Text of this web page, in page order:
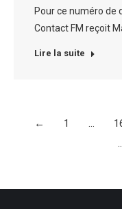
Pour ce numéro de
Contact FM reçoit
Lire la suite
← 1 …